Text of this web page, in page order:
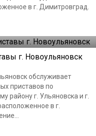
в г. Димитровград.
г. Новоульяновск
обслуживает
приставов по
району г. Ульяновска и г.
в г.